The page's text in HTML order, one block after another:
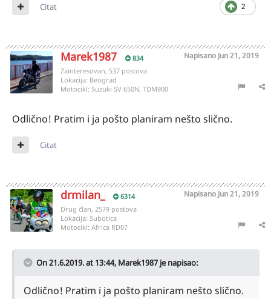
2
Citat
Marek1987 834 Napisano Jun 21, 2019
Zainteresovan, 537 postova
Lokacija: Beograd
Motocikl: Suzuki SV 650N, TDM900
Odlično! Pratim i ja pošto planiram nešto slično.
Citat
drmilan_ 6314 Napisano Jun 21, 2019
Drug član, 2579 postova
Lokacija: Subotica
Motocikl: Africa RD07
On 21.6.2019. at 13:44, Marek1987 je napisao:
Odlično! Pratim i ja pošto planiram nešto slično.